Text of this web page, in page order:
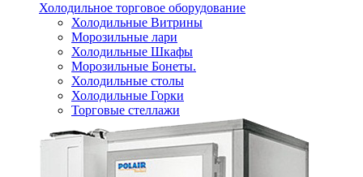
Холодильное торговое оборудование
Холодильные Витрины
Морозильные лари
Холодильные Шкафы
Морозильные Бонеты.
Холодильные столы
Холодильные Горки
Торговые стеллажи